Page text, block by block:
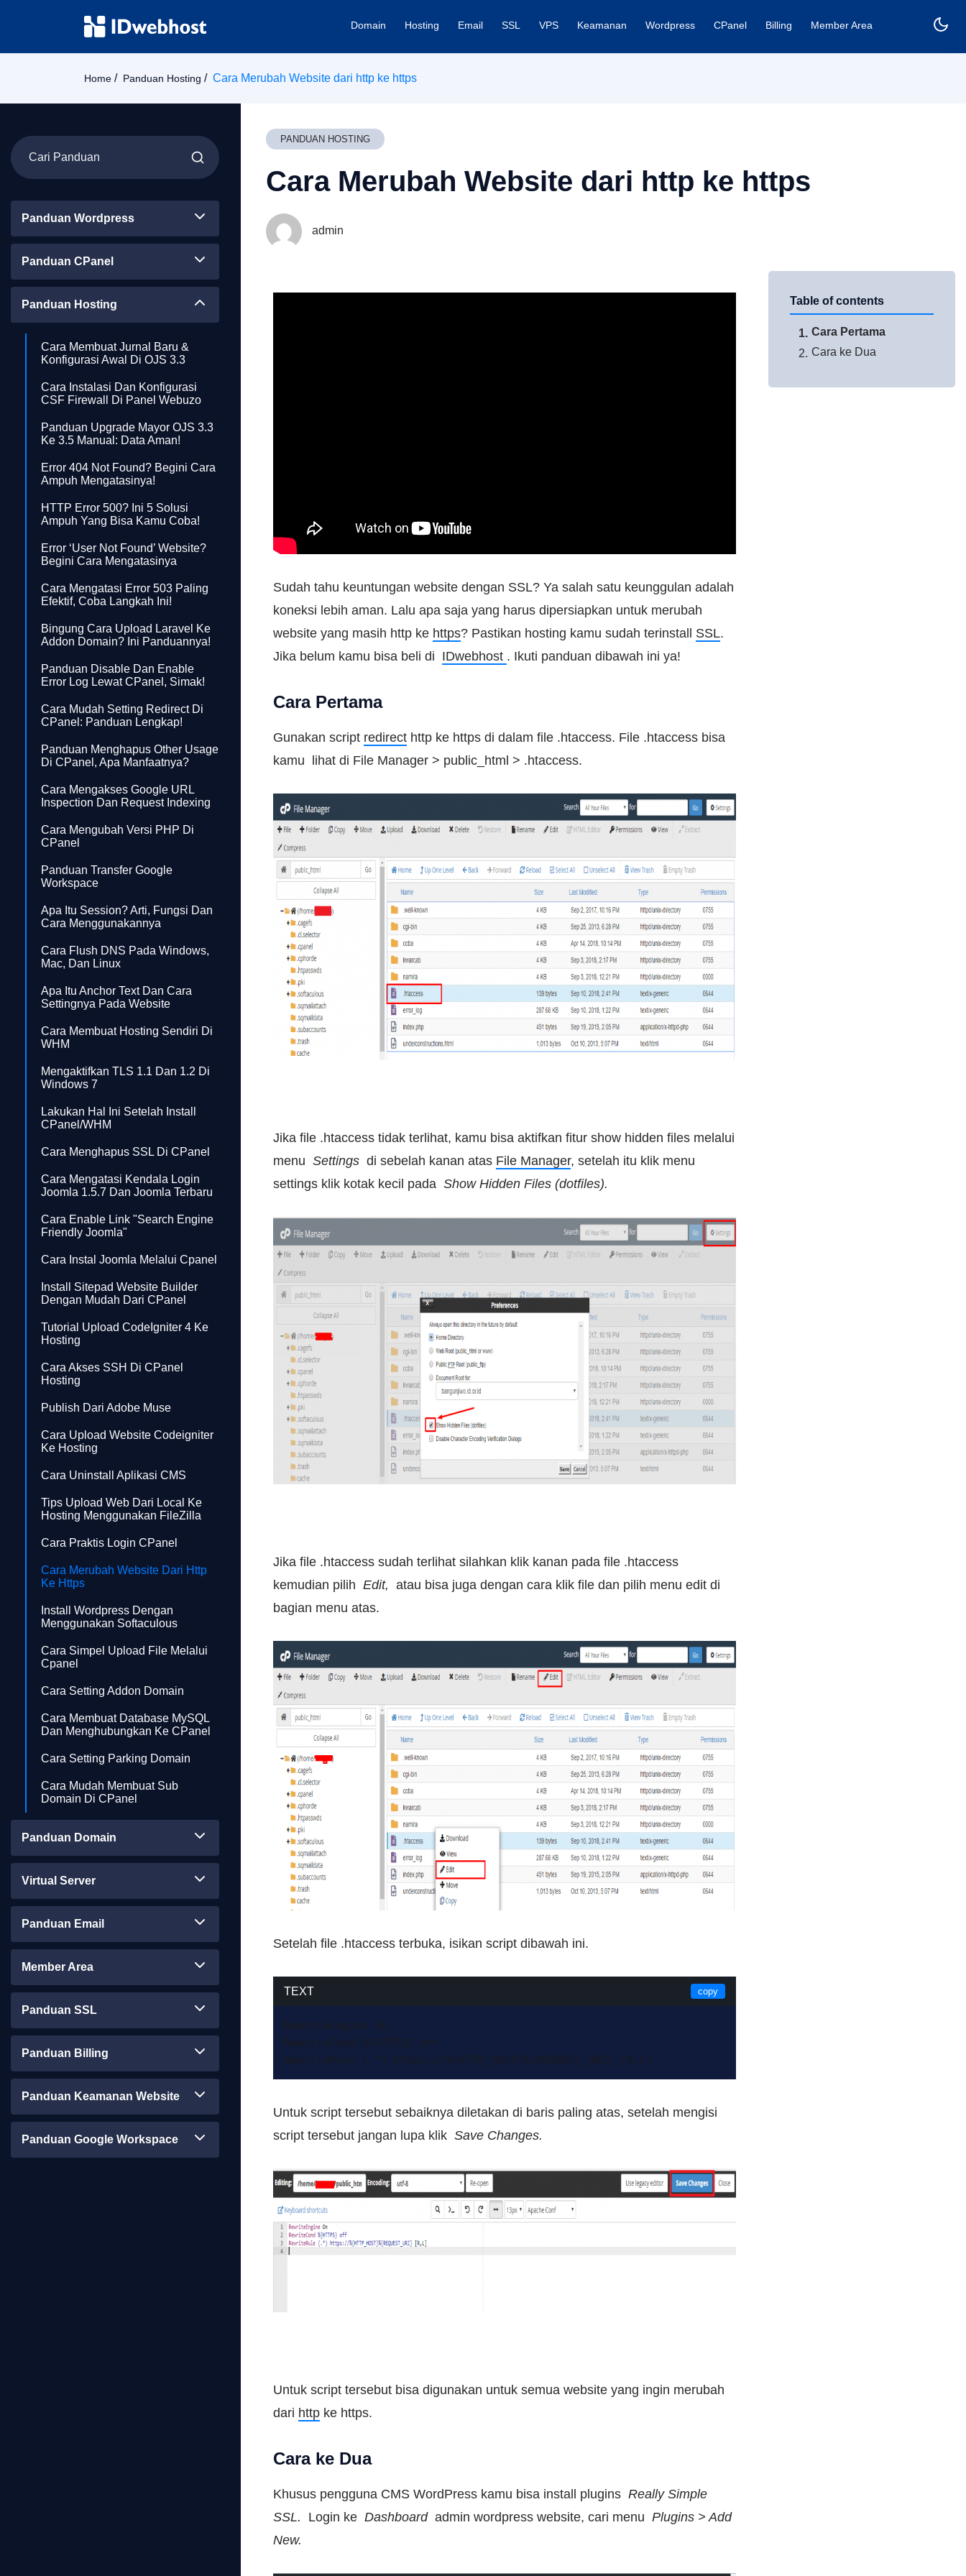
Domain Hosting Email SSL VPS Keamanan Wordpress CPanel Billing Member Area
Home Panduan Hosting Cara Merubah Website dari http ke https
Panduan Wordpress
Panduan CPanel
Panduan Hosting
Cara Membuat Jurnal Baru &
Konfigurasi Awal Di OJS 3.3
Cara Instalasi Dan Konfigurasi
CSF Firewall Di Panel Webuzo
Panduan Upgrade Mayor OJS 3.3
Ke 3.5 Manual: Data Aman!
Error 404 Not Found? Begini Cara
Ampuh Mengatasinya!
HTTP Error 500? Ini 5 Solusi
Ampuh Yang Bisa Kamu Coba!
Error ‘User Not Found’ Website?
Begini Cara Mengatasinya
Cara Mengatasi Error 503 Paling
Efektif, Coba Langkah Ini!
Bingung Cara Upload Laravel Ke
Addon Domain? Ini Panduannya!
Panduan Disable Dan Enable
Error Log Lewat CPanel, Simak!
Cara Mudah Setting Redirect Di
CPanel: Panduan Lengkap!
Panduan Menghapus Other Usage
Di CPanel, Apa Manfaatnya?
Cara Mengakses Google URL
Inspection Dan Request Indexing
Cara Mengubah Versi PHP Di
CPanel
Panduan Transfer Google
Workspace
Apa Itu Session? Arti, Fungsi Dan
Cara Menggunakannya
Cara Flush DNS Pada Windows,
Mac, Dan Linux
Apa Itu Anchor Text Dan Cara
Settingnya Pada Website
Cara Membuat Hosting Sendiri Di
WHM
Mengaktifkan TLS 1.1 Dan 1.2 Di
Windows 7
Lakukan Hal Ini Setelah Install
CPanel/WHM
Cara Menghapus SSL Di CPanel
Cara Mengatasi Kendala Login
Joomla 1.5.7 Dan Joomla Terbaru
Cara Enable Link "search Engine
Friendly Joomla"
Cara Instal Joomla Melalui Cpanel
Install Sitepad Website Builder
Dengan Mudah Dari CPanel
Tutorial Upload CodeIgniter 4 Ke
Hosting
Cara Akses SSH Di CPanel
Hosting
Publish Dari Adobe Muse
Cara Upload Website Codeigniter
Ke Hosting
Cara Uninstall Aplikasi CMS
Tips Upload Web Dari Local Ke
Hosting Menggunakan FileZilla
Cara Praktis Login CPanel
Cara Merubah Website Dari Http
Ke Https
Install Wordpress Dengan
Menggunakan Softaculous
Cara Simpel Upload File Melalui
Cpanel
Cara Setting Addon Domain
Cara Membuat Database MySQL
Dan Menghubungkan Ke CPanel
Cara Setting Parking Domain
Cara Mudah Membuat Sub
Domain Di CPanel
Panduan Domain
Virtual Server
Panduan Email
Member Area
Panduan SSL
Panduan Billing
Panduan Keamanan Website
Panduan Google Workspace
PANDUAN HOSTING
Cara Merubah Website dari http ke https
admin
Sudah tahu keuntungan website dengan SSL? Ya salah satu keunggulan adalah
koneksi lebih aman. Lalu apa saja yang harus dipersiapkan untuk merubah
website yang masih http ke https? Pastikan hosting kamu sudah terinstall SSL.
Jika belum kamu bisa beli di IDwebhost . Ikuti panduan dibawah ini ya!
Cara Pertama
Gunakan script redirect http ke https di dalam file .htaccess. File .htaccess bisa
kamu lihat di File Manager > public_html > .htaccess.
Jika file .htaccess tidak terlihat, kamu bisa aktifkan fitur show hidden files melalui
menu Settings di sebelah kanan atas File Manager, setelah itu klik menu
settings klik kotak kecil pada Show Hidden Files (dotfiles).
Jika file .htaccess sudah terlihat silahkan klik kanan pada file .htaccess
kemudian pilih Edit, atau bisa juga dengan cara klik file dan pilih menu edit di
bagian menu atas.
Setelah file .htaccess terbuka, isikan script dibawah ini.
TEXT copy
RewriteEngine On
RewriteCond %{HTTPS} off
RewriteRule (.*) https://%{HTTP_HOST}%{REQUEST_URI} [R,L]
Untuk script tersebut sebaiknya diletakan di baris paling atas, setelah mengisi
script tersebut jangan lupa klik Save Changes.
Untuk script tersebut bisa digunakan untuk semua website yang ingin merubah
dari http ke https.
Cara ke Dua
Khusus pengguna CMS WordPress kamu bisa install plugins Really Simple
SSL.
Login ke Dashboard admin wordpress website, cari menu Plugins > Add
New.
Table of contents
Cara Pertama
Cara ke Dua